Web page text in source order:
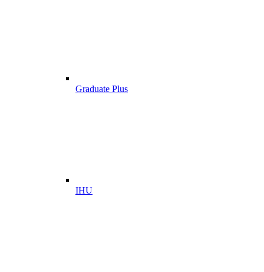
Graduate Plus
IHU